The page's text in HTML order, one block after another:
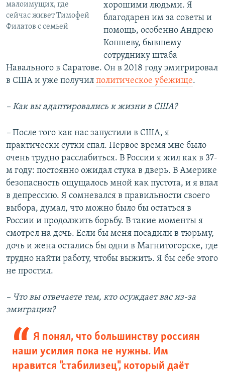
малоимущих, где
сейчас живет Тимофей
Филатов с семьей
хорошими людьми. Я
благодарен им за советы и
помощь, особенно Андрею
Копшеву, бывшему
сотруднику штаба
Навального в Саратове. Он в 2018 году эмигрировал
в США и уже получил политическое убежище.
– Как вы адаптировались к жизни в США?
– После того как нас запустили в США, я
практически сутки спал. Первое время мне было
очень трудно расслабиться. В России я жил как в 37-
м году: постоянно ожидал стука в дверь. В Америке
безопасность ощущалось мной как пустота, и я впал
в депрессию. Я сомневался в правильности своего
выбора, думал, что можно было бы остаться в
России и продолжить борьбу. В такие моменты я
смотрел на дочь. Если бы меня посадили в тюрьму,
дочь и жена остались бы одни в Магнитогорске, где
трудно найти работу, чтобы выжить. Я бы себе этого
не простил.
– Что вы отвечаете тем, кто осуждает вас из-за
эмиграции?
Я понял, что большинству россиян
наши усилия пока не нужны. Им
нравится "стабилизец", который даёт